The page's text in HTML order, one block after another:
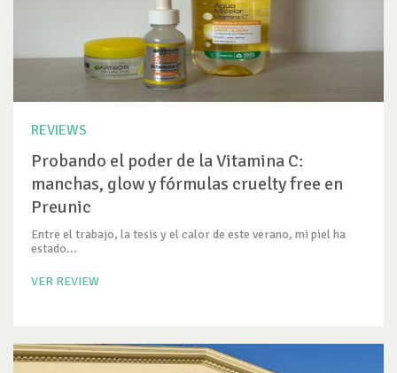
REVIEWS
Probando el poder de la Vitamina C:
manchas, glow y fórmulas cruelty free en
Preunic
Entre el trabajo, la tesis y el calor de este verano, mi piel ha
estado...
VER REVIEW